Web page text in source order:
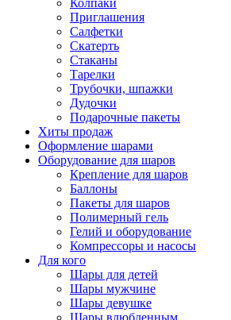
Колпаки
Приглашения
Салфетки
Скатерть
Стаканы
Тарелки
Трубочки, шпажки
Дудочки
Подарочные пакеты
Хиты продаж
Оформление шарами
Оборудование для шаров
Крепление для шаров
Баллоны
Пакеты для шаров
Полимерный гель
Гелий и оборудование
Компрессоры и насосы
Для кого
Шары для детей
Шары мужчине
Шары девушке
Шары влюбленным